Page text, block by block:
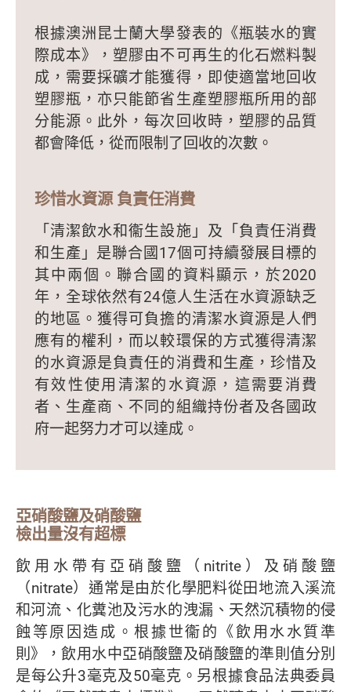
根據澳洲昆士蘭大學發表的《瓶裝水的實
際成本》，塑膠由不可再生的化石燃料製
成，需要採礦才能獲得，即使適當地回收
塑膠瓶，亦只能節省生產塑膠瓶所用的部
分能源。此外，每次回收時，塑膠的品質
都會降低，從而限制了回收的次數。
珍惜水資源 負責任消費
「清潔飲水和衞生設施」及「負責任消費
和生產」是聯合國17個可持續發展目標的
其中兩個。聯合國的資料顯示，於2020
年，全球依然有24億人生活在水資源缺乏
的地區。獲得可負擔的清潔水資源是人們
應有的權利，而以較環保的方式獲得清潔
的水資源是負責任的消費和生產，珍惜及
有效性使用清潔的水資源，這需要消費
者、生產商、不同的組織持份者及各國政
府一起努力才可以達成。
亞硝酸鹽及硝酸鹽
檢出量沒有超標
飲用水帶有亞硝酸鹽（nitrite）及硝酸鹽
（nitrate）通常是由於化學肥料從田地流入溪流
和河流、化糞池及污水的洩漏、天然沉積物的侵
蝕等原因造成。根據世衞的《飲用水水質準
則》，飲用水中亞硝酸鹽及硝酸鹽的準則值分別
是每公升3毫克及50毫克。另根據食品法典委員